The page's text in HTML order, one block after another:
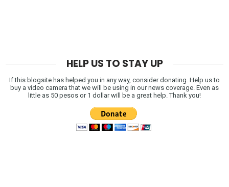
HELP US TO STAY UP
If this blogsite has helped you in any way, consider donating. Help us to
buy a video camera that we will be using in our news coverage. Even as
little as 50 pesos or 1 dollar will be a great help. Thank you!